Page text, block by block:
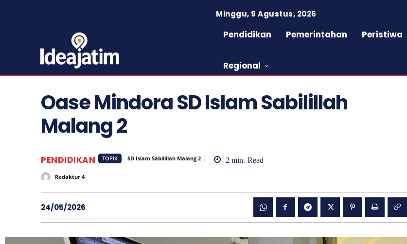
Minggu, 9 Agustus, 2026
Pendidikan Pemerintahan Peristiwa
Regional
Oase Mindora SD Islam Sabilillah
Malang 2
PENDIDIKAN TOPIK SD Islam Sabilillah Malang 2 2 min. Read
Redaktur 4
24/05/2026